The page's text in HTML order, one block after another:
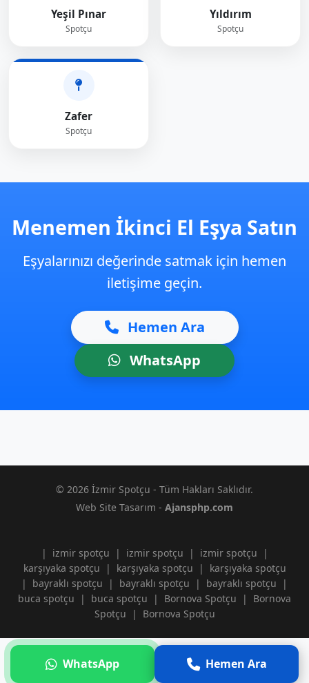
Yeşil Pınar
Spotçu
Yıldırım
Spotçu
Zafer
Spotçu
Menemen İkinci El Eşya Satın
Eşyalarınızı değerinde satmak için hemen
iletişime geçin.
Hemen Ara
WhatsApp
© 2026 İzmir Spotçu - Tüm Hakları Saklıdır.
Web Site Tasarım - Ajansphp.com
| izmir spotçu | izmir spotçu | izmir spotçu
|
karşıyaka spotçu
| karşıyaka spotçu |
karşıyaka spotçu
|
bayraklı spotçu | bayraklı spotçu | bayraklı spotçu
|
buca spotçu
| buca spotçu | Bornova Spotçu |
Bornova
Spotçu
| Bornova Spotçu